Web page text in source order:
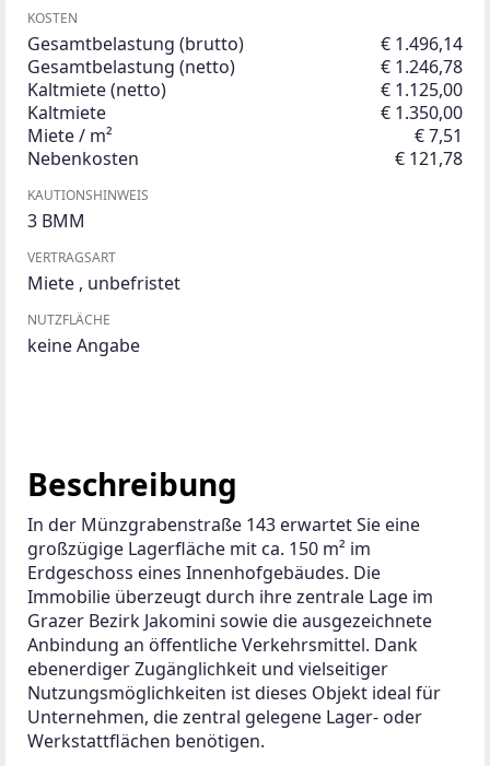
KOSTEN
Gesamtbelastung (brutto)
€ 1.496,14
Gesamtbelastung (netto)
€ 1.246,78
Kaltmiete (netto)
€ 1.125,00
Kaltmiete
€ 1.350,00
Miete / m²
€ 7,51
Nebenkosten
€ 121,78
KAUTIONSHINWEIS
3 BMM
VERTRAGSART
Miete , unbefristet
NUTZFLÄCHE
keine Angabe
Beschreibung
In der Münzgrabenstraße 143 erwartet Sie eine
großzügige Lagerfläche mit ca. 150 m² im
Erdgeschoss eines Innenhofgebäudes. Die
Immobilie überzeugt durch ihre zentrale Lage im
Grazer Bezirk Jakomini sowie die ausgezeichnete
Anbindung an öffentliche Verkehrsmittel. Dank
ebenerdiger Zugänglichkeit und vielseitiger
Nutzungsmöglichkeiten ist dieses Objekt ideal für
Unternehmen, die zentral gelegene Lager- oder
Werkstattflächen benötigen.